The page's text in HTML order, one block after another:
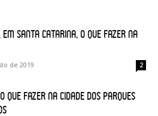
em Santa Catarina, o que fazer na
de 2019 2
que fazer na cidade dos parques